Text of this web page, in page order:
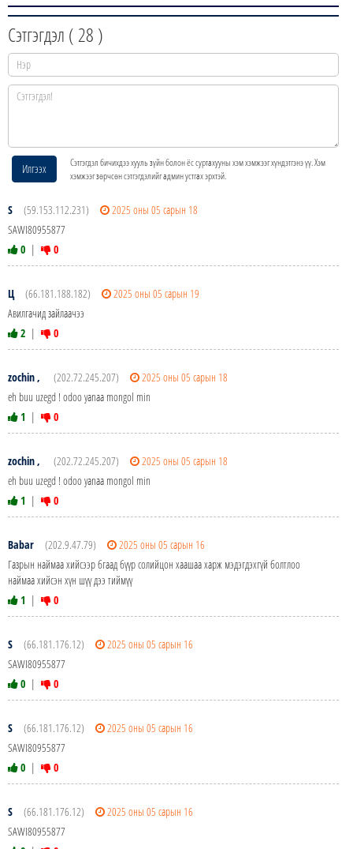
Сэтгэгдэл (28 )
Илгээх
Сэтгэгдэл бичихдээ хууль зүйн болон ёс суртахууны хэм хэмжээг хүндэтгэнэ үү. Хэм
хэмжээг зөрчсөн сэтгэгдэлийг админ устгах эрхтэй.
S (59.153.112.231)
2025 оны 05 сарын 18
SAWI80955877
0 | 0
Ц (66.181.188.182)
2025 оны 05 сарын 19
Авилгачид зайлаачээ
2 | 0
zochin , (202.72.245.207)
2025 оны 05 сарын 18
eh buu uzegd ! odoo yanaa mongol min
1 | 0
zochin , (202.72.245.207)
2025 оны 05 сарын 18
eh buu uzegd ! odoo yanaa mongol min
1 | 0
Babar (202.9.47.79)
2025 оны 05 сарын 16
Газрын наймаа хийсээр бгаад бүүр солийцон хаашаа харж мэдэгдэхгүй болтлоо
наймаа хийсэн хүн шүү дээ тиймүү
1 | 0
S (66.181.176.12)
2025 оны 05 сарын 16
SAWI80955877
0 | 0
S (66.181.176.12)
2025 оны 05 сарын 16
SAWI80955877
0 | 0
S (66.181.176.12)
2025 оны 05 сарын 16
SAWI80955877